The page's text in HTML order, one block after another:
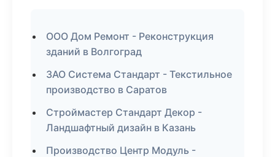
ООО Дом Ремонт - Реконструкция
зданий в Волгоград
ЗАО Система Стандарт - Текстильное
производство в Саратов
Строймастер Стандарт Декор -
Ландшафтный дизайн в Казань
Производство Центр Модуль -